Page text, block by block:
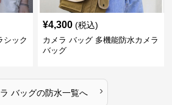
シック
¥4,300 (税込)
カメラ バッグ 多機能防水カメラ
バッグ
バッグの防水一覧へ ›